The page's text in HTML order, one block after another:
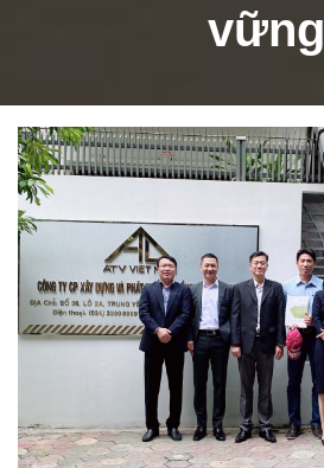
vững